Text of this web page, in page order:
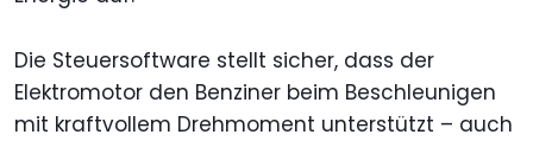
Die Steuersoftware stellt sicher, dass der
Elektromotor den Benziner beim Beschleunigen
mit kraftvollem Drehmoment unterstützt – auch